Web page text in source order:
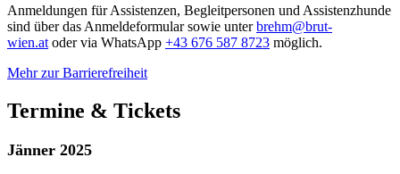
Anmeldungen für Assistenzen, Begleitpersonen und Assistenzhunde
sind über das Anmeldeformular sowie unterbrehm@brut-
wien.at oder via WhatsApp +43 676 587 8723 möglich.
Mehr zur Barrierefreiheit
Termine & Tickets
Jänner 2025